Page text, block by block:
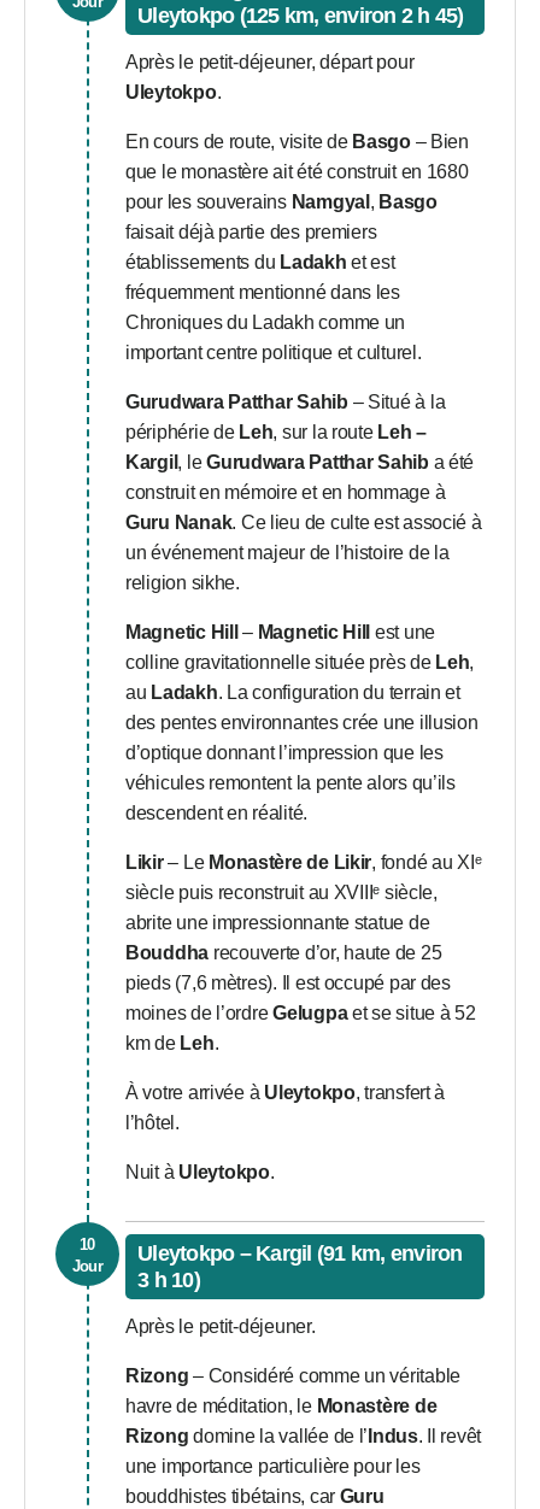
Uleytokpo (125 km, environ 2 h 45)
Après le petit-déjeuner, départ pour
Uleytokpo.
En cours de route, visite de Basgo– Bien
que le monastère ait été construit en 1680
pour les souverains Namgyal , Basgo
faisait déjà partie des premiers
établissements du Ladakh et est
fréquemment mentionné dans les
Chroniques du Ladakh comme un
important centre politique et culturel.
Gurudwara Patthar Sahib – Situé à la
périphérie de Leh, sur la route Leh –
Kargil , leGurudwara Patthar Sahib a été
construit en mémoire et en hommage à
Guru Nanak. Ce lieu de culte est associé à
un événement majeur de l’histoire de la
religion sikhe.
Magnetic Hill – Magnetic Hill
est une
colline gravitationnelle située près de Leh,
au Ladakh. La configuration du terrain et
des pentes environnantes crée une illusion
d’optique donnant l’impression que les
véhicules remontent la pente alors qu’ils
descendent en réalité.
Likir– Le Monastère de Likir, fondé au XIᵉ
siècle puis reconstruit au XVIIIᵉ siècle,
abrite une impressionnante statue de
Bouddha recouverte d’or, haute de 25
pieds (7,6 mètres). Il est occupé par des
moines de l’ordreGelugpaet se situe à 52
km de Leh.
À votre arrivée à Uleytokpo, transfert à
l’hôtel.
Nuit à Uleytokpo.
10
Jour
Uleytokpo – Kargil (91 km, environ
3 h 10)
Après le petit-déjeuner.
Rizong – Considéré comme un véritable
havre de méditation, le Monastère de
Rizong domine la vallée de l’ Indus. Il revêt
une importance particulière pour les
bouddhistes tibétains, car Guru